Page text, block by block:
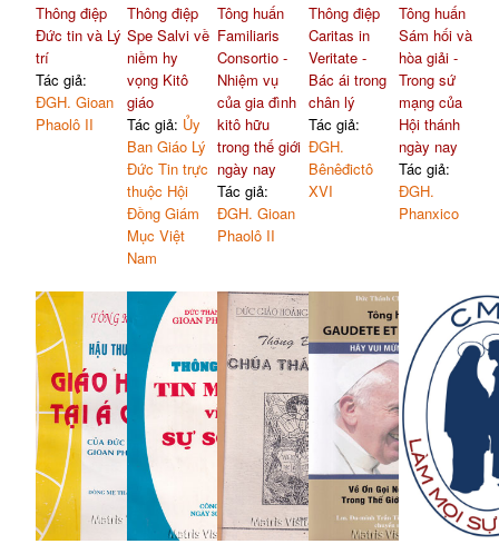
Thông điệp
Đức tin và Lý
trí
Tác giả:
ĐGH. Gioan
Phaolô II
Thông điệp
Spe Salvi về
niềm hy
vọng Kitô
giáo
Tác giả: Ủy
Ban Giáo Lý
Đức Tin trực
thuộc Hội
Đồng Giám
Mục Việt
Nam
Tông huấn
Familiaris
Consortio -
Nhiệm vụ
của gia đình
kitô hữu
trong thế giới
ngày nay
Tác giả:
ĐGH. Gioan
Phaolô II
Thông điệp
Caritas in
Veritate -
Bác ái trong
chân lý
Tác giả:
ĐGH.
Bênêđictô
XVI
Tông huấn
Sám hối và
hòa giải -
Trong sứ
mạng của
Hội thánh
ngày nay
Tác giả:
ĐGH.
Phanxico